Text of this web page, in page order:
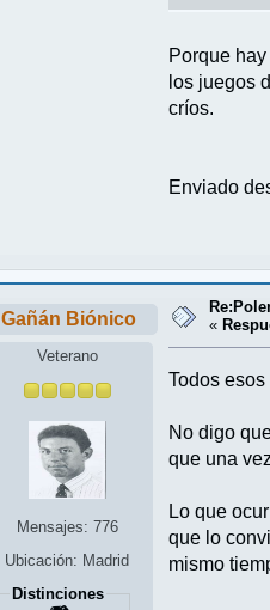
Porque
los juegos
críos.
Enviado
Gañán Biónico
Veterano
Mensajes: 776
Ubicación: Madrid
Distinciones
«
Todos
No digo
que una
Lo que
que lo
mismo